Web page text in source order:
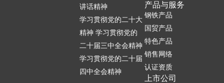
讲话精神
学习贯彻党的二十大
精神 学习贯彻党的
二十届三中全会精神
学习贯彻党的二十届
四中全会精神
产品与服务
钢铁产品
国贸产品
特色产品
销售网络
认证资质
上市公司